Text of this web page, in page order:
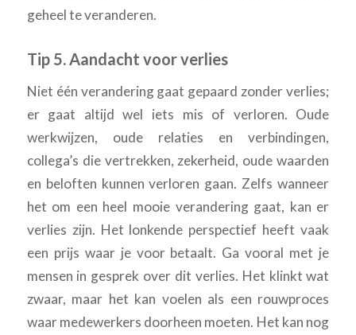
geheel te veranderen.
Tip 5. Aandacht voor verlies
Niet één verandering gaat gepaard zonder verlies;
er gaat altijd wel iets mis of verloren. Oude
werkwijzen, oude relaties en verbindingen,
collega’s die vertrekken, zekerheid, oude waarden
en beloften kunnen verloren gaan. Zelfs wanneer
het om een heel mooie verandering gaat, kan er
verlies zijn. Het lonkende perspectief heeft vaak
een prijs waar je voor betaalt. Ga vooral met je
mensen in gesprek over dit verlies. Het klinkt wat
zwaar, maar het kan voelen als een rouwproces
waar medewerkers doorheen moeten. Het kan nog